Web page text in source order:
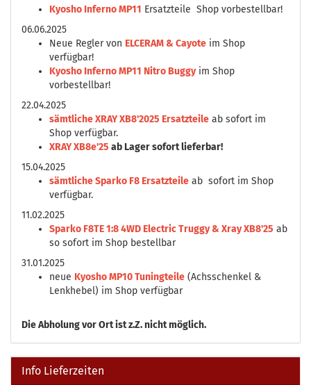
Kyosho Inferno MP11 Ersatzteile Shop vorbestellbar!
06.06.2025
Neue Regler von ELCERAM & Cayote im Shop
verfügbar!
Kyosho Inferno MP11 Nitro Buggyim Shop
vorbestellbar!
22.04.2025
sämtliche XRAY XB8'2025 Ersatzteile ab sofort im
Shop verfügbar.
XRAY XB8e'25 ab Lager sofort lieferbar!
15.04.2025
sämtliche Sparko F8 Ersatzteile ab sofort im Shop
verfügbar.
11.02.2025
Sparko F8TE 1:8 4WD Electric Truggy & Xray XB8'25 ab
so sofort im Shop bestellbar
31.01.2025
neue Kyosho MP10 Tuningteile (Achsschenkel &
Lenkhebel) im Shop verfügbar
DieAbholung vor Ort ist z.Z. nicht möglich.
Info Lieferzeiten